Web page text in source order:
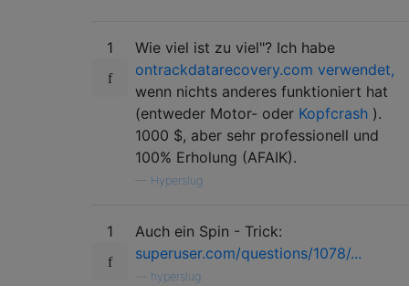
1
Wie viel ist zu viel"? Ich habe
ontrackdatarecovery.com verwendet,
wenn nichts anderes funktioniert hat
(entweder Motor- oder Kopfcrash ).
1000 $, aber sehr professionell und
100% Erholung (AFAIK).
Hyperslug
1
Auch ein Spin - Trick:
superuser.com/questions/1078/...
hyperslug